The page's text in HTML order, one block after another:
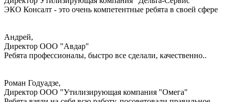
ЭКО Консалт - это очень компетентные ребята в своей сфере
Андрей,
Директор ООО "Авдар"
Ребята профессионалы, быстро все сделали, качественно..
Роман Годуадзе,
Директор ООО "Утилизирующая компания "Омега"